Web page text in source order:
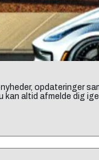
opdateringer
kan altid afmelde dig